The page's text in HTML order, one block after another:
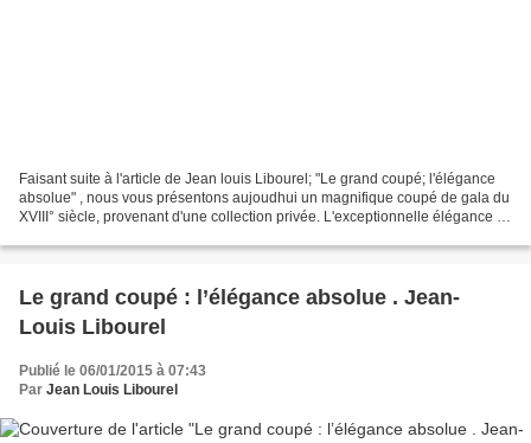
Faisant suite à l'article de Jean louis Libourel; "Le grand coupé; l'élégance
absolue" , nous vous présentons aujoudhui un magnifique coupé de gala du
XVIII° siècle, provenant d'une collection privée. L'exceptionnelle élégance et
Le grand coupé : l’élégance absolue . Jean-
Louis Libourel
Publié le 06/01/2015 à 07:43
Par Jean Louis Libourel